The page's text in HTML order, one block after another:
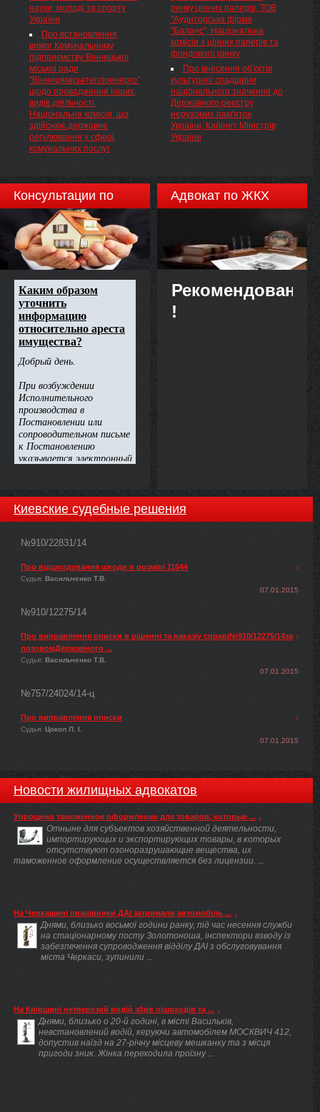
Указом Президента України від
12.03.2013 № 128, та плану
заходів щодо виконання у 2013
році Загальнодержавної
програми адаптації
законодавства України до
законодавства Європейського
Союзу( 157-2013-р ),
затвердженого
розпорядженням Кабінету
Міністрів України від 25.03.2013
№ 157, НАКАЗУЮ:
науки, молоді та спорту
України
Про встановлення
вимог Комунальному
підприємству Вінницької
міської ради
"Вінницяміськтеплоенерго"
щодо провадження інших,
видів діяльності,
Національна комісія, що
здійснює державне
регулювання у сфері
комунальних послуг
ринку цінних паперів, ТОВ
"Аудиторська фірма
"Баланс", Національна
комісія з цінних паперів та
фондового ринку
Про внесення об'єктів
культурної спадщини
національного значення до
Державного реєстру
нерухомих пам'яток
України, Кабінет Міністрів
України
Консультации по
недвижимости
Адвокат по ЖКХ
Рекомендовано
!
Киевские судебные решения
№910/22831/14
Про відшкодування шкоди в розмірі 11644
Судья: Васильченко Т.В.
07.01.2015
№910/12275/14
Про виправлення описки в рішенні та наказіу справі№910/12275/14за
позовомДержавного ...
Судья: Васильченко Т.В.
07.01.2015
№757/24024/14-ц
Про виправлення описки
Судья: Цокол Л. І.
07.01.2015
Новости жилищных адвокатов
Упрощено таможенное оформление для товаров, которые ...
Отныне для субъектов хозяйственной деятельности,
импортирующих и экспортирующих товары, в которых
отсутствуют озоноразрушающие вещества, их
таможенное оформление осуществляется без лицензии. ...
На Черкащині працівники ДАІ затримали автомобіль ...
Днями, близько восьмої години ранку, під час несення служби
на стаціонарному посту Золотоноша, інспектори взводу із
забезпечення супроводження відділу ДАІ з обслуговування
міста Черкаси, зупинили ...
На Київщині нетверезий водій збив пішоходів та ...
Днями, близько о 20-й годині, в місті Васильків,
невстановлений водій, керуючи автомобілем МОСКВИЧ 412,
допустив наїзд на 27-річну місцеву мешканку та з місця
пригоди зник. Жінка переходила проїзну ...